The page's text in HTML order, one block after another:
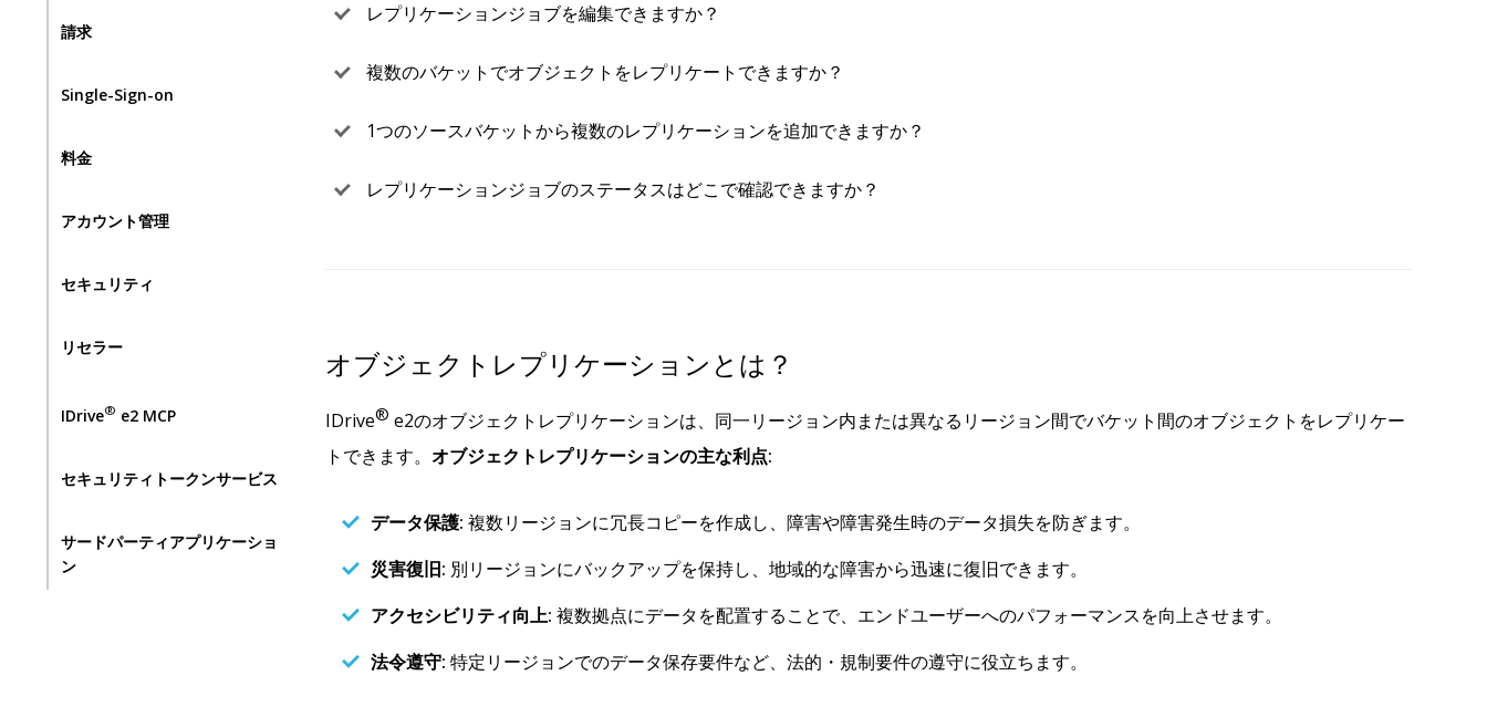
請求
Single-Sign-on
料金
アカウント管理
セキュリティ
リセラー
IDrive® e2 MCP
セキュリティトークンサービス
サードパーティアプリケーショ
ン
レプリケーションジョブを編集できますか？
複数のバケットでオブジェクトをレプリケートできますか？
1つのソースバケットから複数のレプリケーションを追加できますか？
レプリケーションジョブのステータスはどこで確認できますか？
オブジェクトレプリケーションとは？
IDrive® e2のオブジェクトレプリケーションは、同一リージョン内または異なるリージョン間でバケット間のオブジェクトをレプリケー
トできます。 オブジェクトレプリケーションの主な利点:
データ保護: 複数リージョンに冗長コピーを作成し、障害や障害発生時のデータ損失を防ぎます。
災害復旧: 別リージョンにバックアップを保持し、地域的な障害から迅速に復旧できます。
アクセシビリティ向上: 複数拠点にデータを配置することで、エンドユーザーへのパフォーマンスを向上させます。
法令遵守: 特定リージョンでのデータ保存要件など、法的・規制要件の遵守に役立ちます。